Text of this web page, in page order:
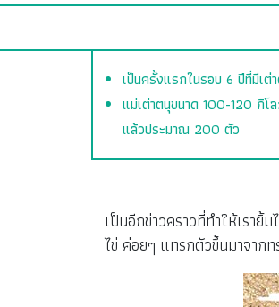
เป็นครั้งแรกในรอบ 6 ปีที่มีเต่
แม่เต่าตนุขนาด 100-120 กิโ
แล้วประมาณ 200 ตัว
เป็นอีกข่าวคราวที่ทำให้เรายิ้ม
ไข่ ค่อยๆ แทรกตัวขึ้นมาจาก